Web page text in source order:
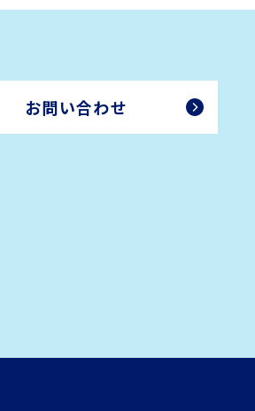
お問い合わせ